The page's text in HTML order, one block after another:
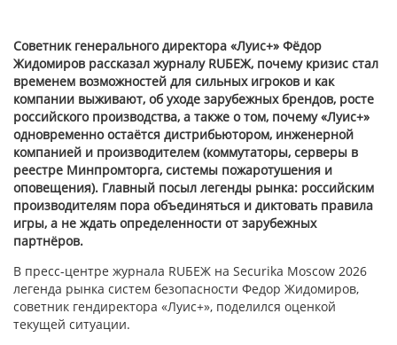
Советник генерального директора «Луис+» Фёдор
Жидомиров рассказал журналу RUБЕЖ, почему кризис стал
временем возможностей для сильных игроков и как
компании выживают, об уходе зарубежных брендов, росте
российского производства, а также о том, почему «Луис+»
одновременно остаётся дистрибьютором, инженерной
компанией и производителем (коммутаторы, серверы в
реестре Минпромторга, системы пожаротушения и
оповещения). Главный посыл легенды рынка: российским
производителям пора объединяться и диктовать правила
игры, а не ждать определенности от зарубежных
партнёров.
В пресс-центре журнала RUБЕЖ на Securika Moscow 2026
легенда рынка систем безопасности Федор Жидомиров,
советник гендиректора «Луис+», поделился оценкой
текущей ситуации.